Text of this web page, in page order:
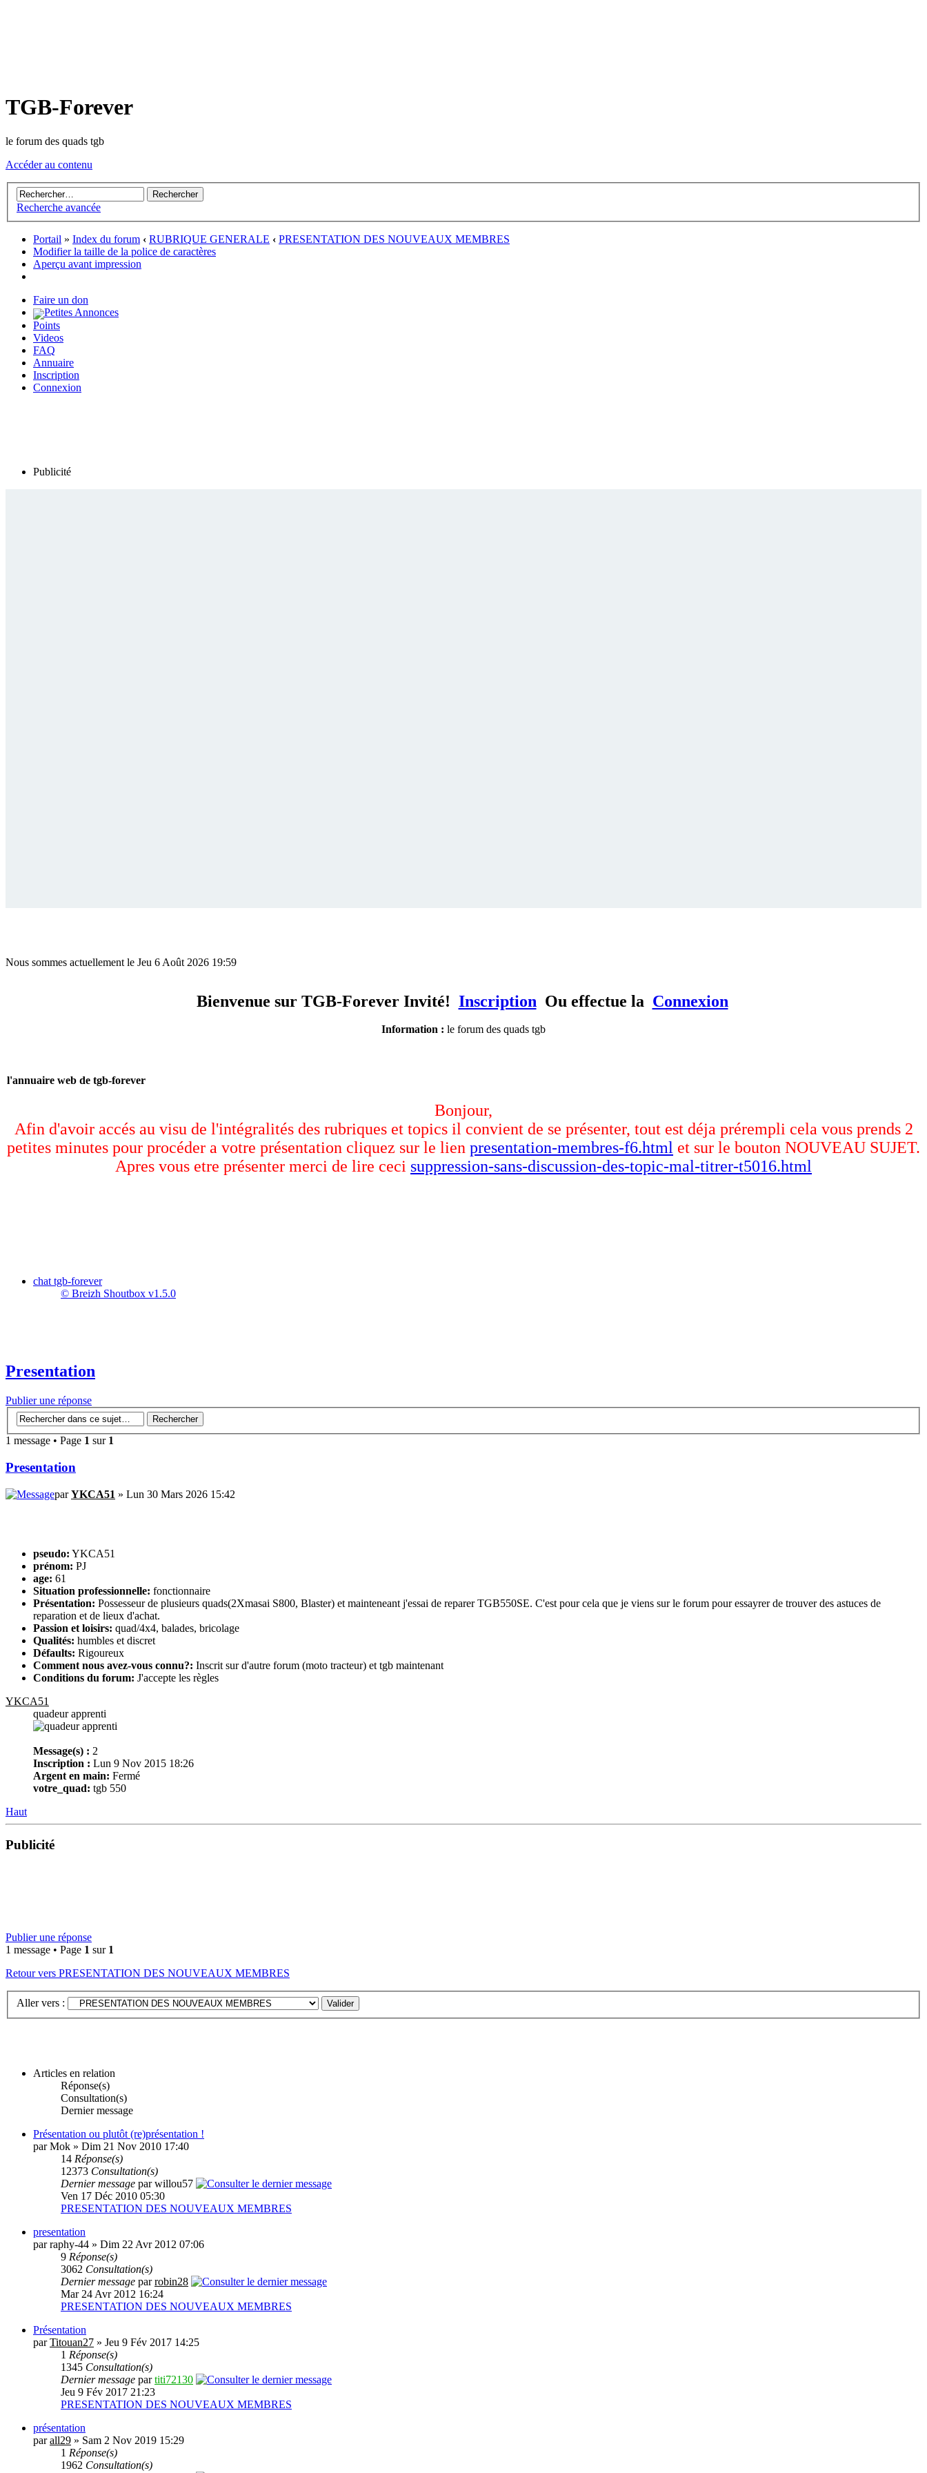
TGB-Forever
le forum des quads tgb
Accéder au contenu
Recherche avancée
Portail » Index du forum ‹ RUBRIQUE GENERALE ‹ PRESENTATION DES NOUVEAUX MEMBRES
Modifier la taille de la police de caractères
Aperçu avant impression
Faire un don
Petites Annonces
Points
Videos
FAQ
Annuaire
Inscription
Connexion
Publicité
Nous sommes actuellement le Jeu 6 Août 2026 19:59
Bienvenue sur TGB-Forever Invité! Inscription Ou effectue la Connexion
Information : le forum des quads tgb
l'annuaire web de tgb-forever
Bonjour,
Afin d'avoir accés au visu de l'intégralités des rubriques et topics il convient de se présenter, tout est déja prérempli cela vous prends 2
petites minutes pour procéder a votre présentation cliquez sur le lien presentation-membres-f6.html et sur le bouton NOUVEAU SUJET.
Apres vous etre présenter merci de lire ceci suppression-sans-discussion-des-topic-mal-titrer-t5016.html
chat tgb-forever
© Breizh Shoutbox v1.5.0
Presentation
Publier une réponse
1 message • Page 1 sur 1
Presentation
parYKCA51 » Lun 30 Mars 2026 15:42
pseudo: YKCA51
prénom: PJ
age: 61
Situation professionnelle: fonctionnaire
Présentation: Possesseur de plusieurs quads(2Xmasai S800, Blaster) et mainteneant j'essai de reparer TGB550SE. C'est pour cela que je viens sur le forum pour essayrer de trouver des astuces de
reparation et de lieux d'achat.
Passion et loisirs: quad/4x4, balades, bricolage
Qualités: humbles et discret
Défaults: Rigoureux
Comment nous avez-vous connu?: Inscrit sur d'autre forum (moto tracteur) et tgb maintenant
Conditions du forum: J'accepte les règles
YKCA51
quadeur apprenti
Message(s) : 2
Inscription : Lun 9 Nov 2015 18:26
Argent en main: Fermé
votre_quad: tgb 550
Haut
Publicité
Publier une réponse
1 message • Page 1 sur 1
Retour vers PRESENTATION DES NOUVEAUX MEMBRES
Aller vers :
Articles en relation
Réponse(s)
Consultation(s)
Dernier message
Présentation ou plutôt (re)présentation !
par Mok » Dim 21 Nov 2010 17:40
14 Réponse(s)
12373 Consultation(s)
Dernier message par willou57
Ven 17 Déc 2010 05:30
PRESENTATION DES NOUVEAUX MEMBRES
presentation
par raphy-44 » Dim 22 Avr 2012 07:06
9 Réponse(s)
3062 Consultation(s)
Dernier message parrobin28
Mar 24 Avr 2012 16:24
PRESENTATION DES NOUVEAUX MEMBRES
Présentation
parTitouan27 » Jeu 9 Fév 2017 14:25
1 Réponse(s)
1345 Consultation(s)
Dernier message partiti72130
Jeu 9 Fév 2017 21:23
PRESENTATION DES NOUVEAUX MEMBRES
présentation
parall29 » Sam 2 Nov 2019 15:29
1 Réponse(s)
1962 Consultation(s)